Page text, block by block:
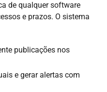
de qualquer software
e prazos. O sistema
publicações nos
e gerar alertas com